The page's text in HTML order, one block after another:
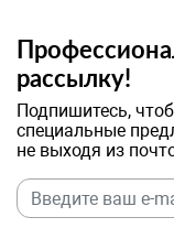
рассылку!
Подпишитесь,
специальные
не выходя из